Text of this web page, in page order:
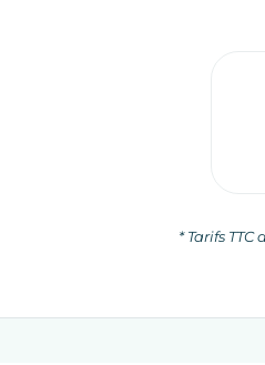
* Tarifs